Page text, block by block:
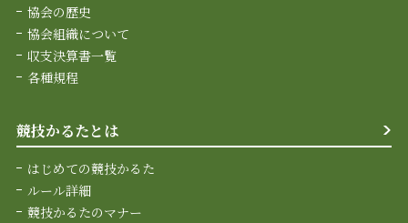
協会の歴史
協会組織について
収支決算書一覧
各種規程
競技かるたとは
はじめての競技かるた
ルール詳細
競技かるたのマナー